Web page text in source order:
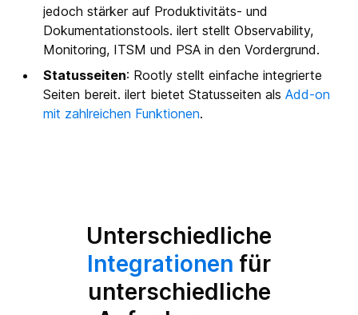
jedoch stärker auf Produktivitäts- und
Dokumentationstools. ilert stellt Observability,
Monitoring, ITSM und PSA in den Vordergrund.
Statusseiten: Rootly stellt einfache integrierte
Seiten bereit. ilert bietet Statusseiten alsAdd-on
mit zahlreichen Funktionen.
Unterschiedliche
Integrationen für
unterschiedliche